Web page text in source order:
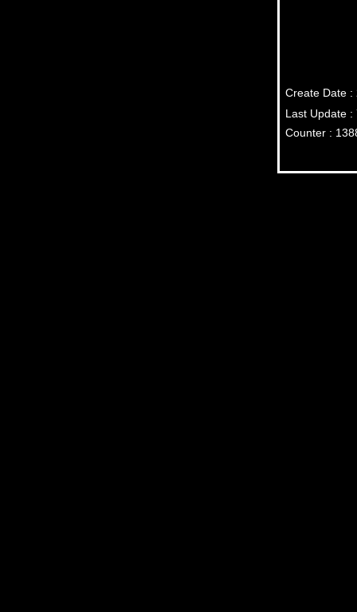
Create Date
Last Update
Counter :